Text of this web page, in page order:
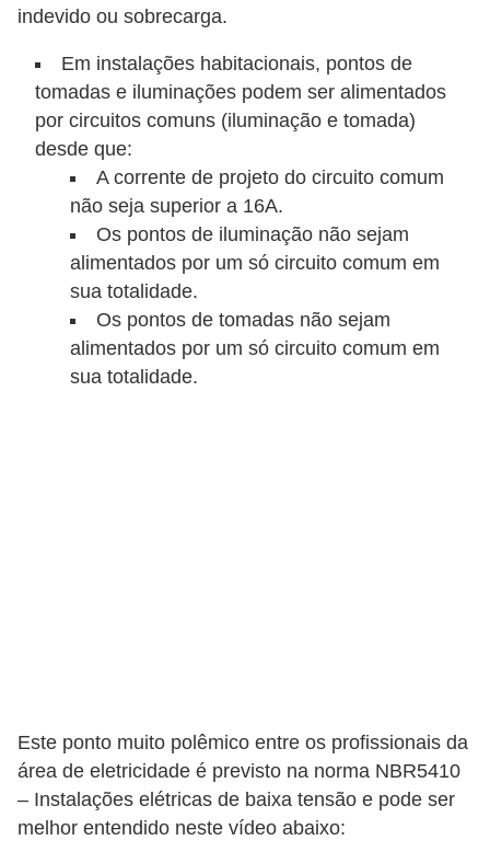
indevido ou sobrecarga.
Em instalações habitacionais, pontos de
tomadas e iluminações podem ser alimentados
por circuitos comuns (iluminação e tomada)
desde que:
A corrente de projeto do circuito comum
não seja superior a 16A.
Os pontos de iluminação não sejam
alimentados por um só circuito comum em
sua totalidade.
Os pontos de tomadas não sejam
alimentados por um só circuito comum em
sua totalidade.
Este ponto muito polêmico entre os profissionais da
área de eletricidade é previsto na norma NBR5410
– Instalações elétricas de baixa tensão e pode ser
melhor entendido neste vídeo abaixo:
e
n
s
t
i
d
e